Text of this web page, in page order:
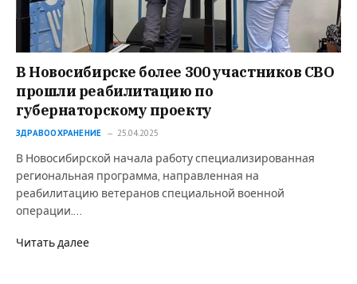
В Новосибирске более 300 участников СВО
прошли реабилитацию по
губернаторскому проекту
ЗДРАВООХРАНЕНИЕ 25.04.2025
В Новосибирской начала работу специализированная
региональная программа, направленная на
реабилитацию ветеранов специальной военной
операции.…
Читать далее